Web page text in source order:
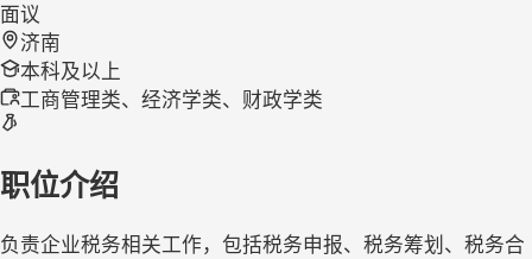
面议
济南
本科及以上
工商管理类、经济学类、财政学类
职位介绍
负责企业税务相关工作，包括税务申报、税务筹划、税务合